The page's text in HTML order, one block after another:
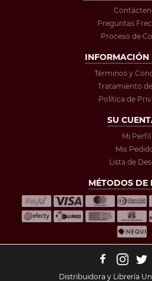
Preguntas
Proceso de
INFORMACIÓN
Términos y
Tratamiento
Política de
SU
Mi Perfil
Mis
Lista de
MÉTODOS DE
Distribuidora y Librería